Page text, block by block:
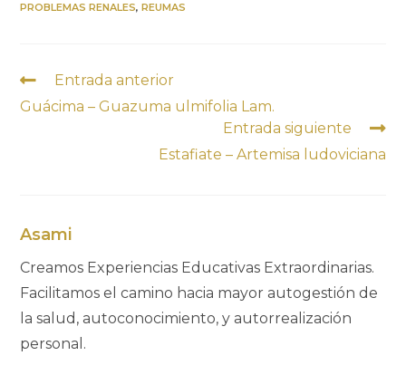
o
d
A
r
PROBLEMAS RENALES, REUMAS
Entrada anterior
Guácima – Guazuma ulmifolia Lam.
Entrada siguiente
Estafiate – Artemisa ludoviciana
Asami
Creamos Experiencias Educativas Extraordinarias.
Facilitamos el camino hacia mayor autogestión de
la salud, autoconocimiento, y autorrealización
personal.